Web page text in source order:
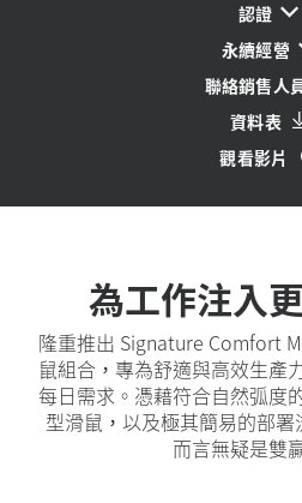
認證
永續經營
聯絡銷售人
資料表
觀看影片
為工作注入
隆重推出 Signature Comfort
鼠組合，專為舒適與高效生產
每日需求。憑藉符合自然弧度
型滑鼠，以及極其簡易的部
而言無疑是雙